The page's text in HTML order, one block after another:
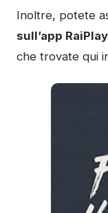
Inoltre, potete
sull’app
che trovate qui